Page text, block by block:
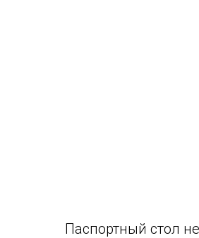
Паспортный стол